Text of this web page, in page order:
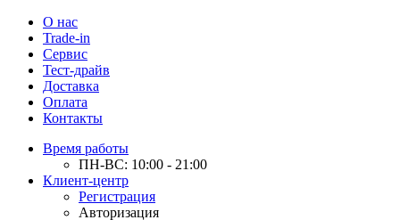
О нас
Trade-in
Сервис
Тест-драйв
Доставка
Оплата
Контакты
Время работы
ПН-ВС: 10:00 - 21:00
Клиент-центр
Регистрация
Авторизация